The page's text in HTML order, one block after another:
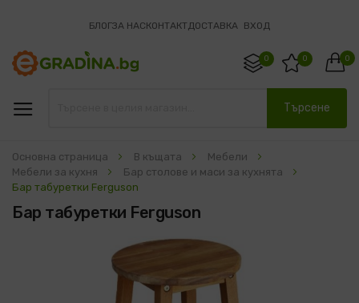
БЛОГЗА НАСКОНТАКТДОСТАВКА ВХОД
0
0 0
Търсене
Основна страница В къщата
Мебели
Мебели за кухня
Бар столове и маси за кухнята
Бар табуретки Ferguson
Бар табуретки Ferguson